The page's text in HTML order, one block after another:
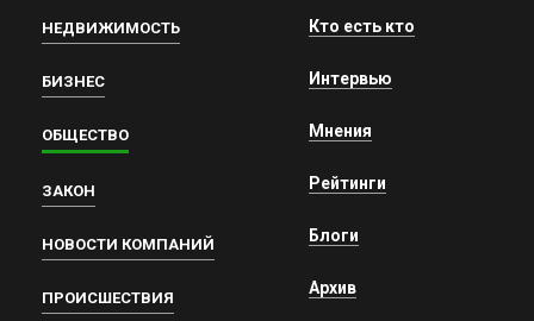
НЕДВИЖИМОСТЬ
БИЗНЕС
ОБЩЕСТВО
ЗАКОН
НОВОСТИ КОМПАНИЙ
ПРОИСШЕСТВИЯ
Кто есть кто
Интервью
Мнения
Рейтинги
Блоги
Архив